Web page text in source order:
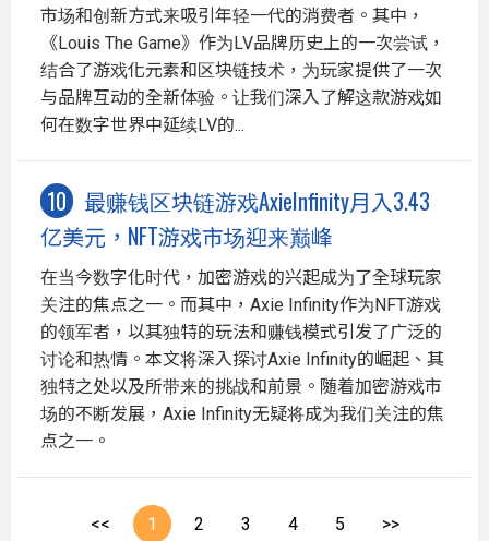
市场和创新方式来吸引年轻一代的消费者。其中，
《Louis The Game》作为LV品牌历史上的一次尝试，
结合了游戏化元素和区块链技术，为玩家提供了一次
与品牌互动的全新体验。让我们深入了解这款游戏如
何在数字世界中延续LV的...
最赚钱区块链游戏AxieInfinity月入3.43
亿美元，NFT游戏市场迎来巅峰
在当今数字化时代，加密游戏的兴起成为了全球玩家
关注的焦点之一。而其中，Axie Infinity作为NFT游戏
的领军者，以其独特的玩法和赚钱模式引发了广泛的
讨论和热情。本文将深入探讨Axie Infinity的崛起、其
独特之处以及所带来的挑战和前景。随着加密游戏市
场的不断发展，Axie Infinity无疑将成为我们关注的焦
点之一。
<< 1 2 3 4 5 >>